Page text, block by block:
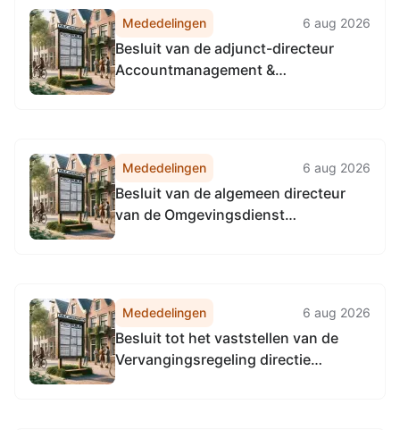
Mededelingen 6 aug 2026
Besluit van de adjunct-directeur
Accountmanagement &
2026, tot het vaststellen van de
Vervangingsregeling directie
Accountmanagement &
Bedrijfsvoering Omgevingsdienst...
Mededelingen 6 aug 2026
Besluit van de algemeen directeur
van de Omgevingsdienst
directeur Omgevingsdienst
Noordzeekanaalgebied
Mededelingen 6 aug 2026
Besluit tot het vaststellen van de
Vervangingsregeling directie